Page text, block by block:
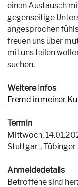
einen Austausch
gegenseitige
angesprochen
freuen uns über
mit uns teilen
suchen.
Weitere Infos
Fremd in meiner
Termin
Mittwoch,
Stuttgart, Tübinger
Anmeldedetails
Betroffene sind